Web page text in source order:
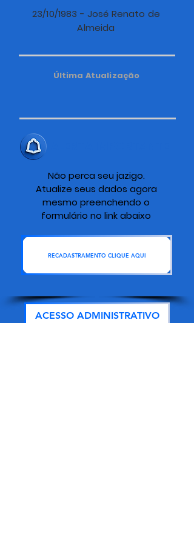
23/10/1983 - José Renato de
Almeida
Última Atualização
Não perca seu jazigo.
Atualize seus dados agora
mesmo preenchendo o
formulário no link abaixo
RECADASTRAMENTO CLIQUE AQUI
ACESSO ADMINISTRATIVO